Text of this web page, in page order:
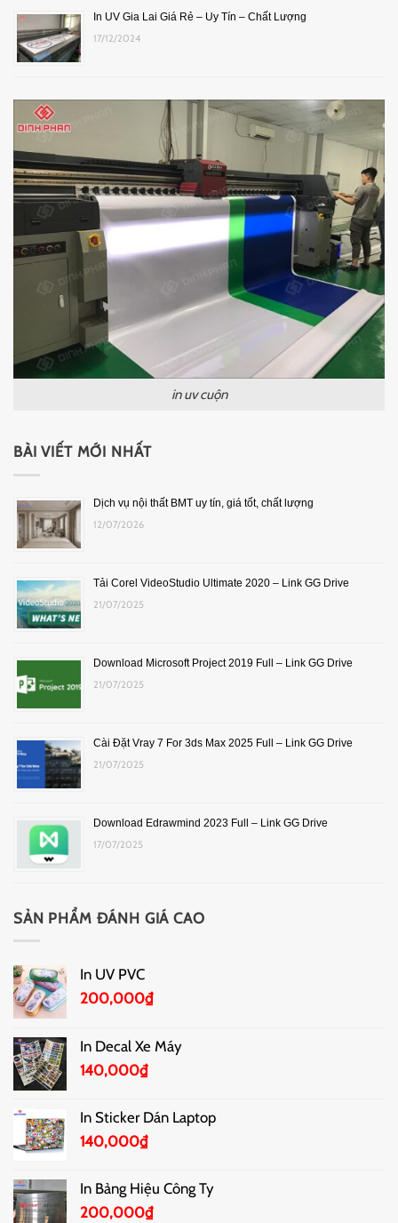
In UV Gia Lai Giá Rẻ – Uy Tín – Chất Lượng
17/12/2024
in uv cuộn
BÀI VIẾT MỚI NHẤT
Dịch vụ nội thất BMT uy tín, giá tốt, chất lượng
12/07/2026
Tải Corel VideoStudio Ultimate 2020 – Link GG Drive
21/07/2025
Download Microsoft Project 2019 Full – Link GG Drive
21/07/2025
Cài Đặt Vray 7 For 3ds Max 2025 Full – Link GG Drive
21/07/2025
Download Edrawmind 2023 Full – Link GG Drive
17/07/2025
SẢN PHẨM ĐÁNH GIÁ CAO
In UV PVC
200,000₫
In Decal Xe Máy
140,000₫
In Sticker Dán Laptop
140,000₫
In Bảng Hiệu Công Ty
200,000₫